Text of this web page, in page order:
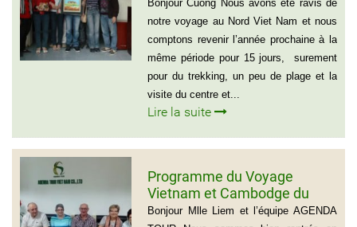
Nord 10 jours)
Bonjour Cuong Nous avons été ravis de
notre voyage au Nord Viet Nam et nous
comptons revenir l’année prochaine à la
même période pour 15 jours, surement
pour du trekking, un peu de plage et la
visite du centre et...
Lire la suite
Programme du Voyage
Vietnam et Cambodge du
group de Mr LACROIX (6
Bonjour Mlle Liem et l’équipe AGENDA